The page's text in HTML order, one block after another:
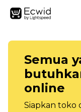
Semua
online
Siapkan toko